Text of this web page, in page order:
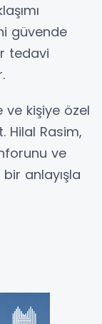
güvende
tedavi
ve kişiye özel
Hilal Rasim,
ve
anlayışla